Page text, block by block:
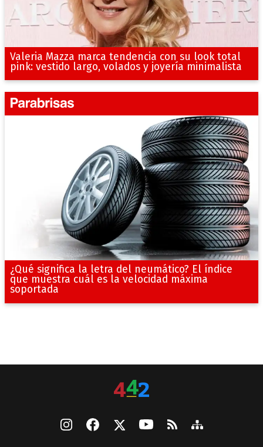
Valeria Mazza marca tendencia con su look total
pink: vestido largo, volados y joyería minimalista
¿Qué significa la letra del neumático? El índice
que muestra cuál es la velocidad máxima
soportada